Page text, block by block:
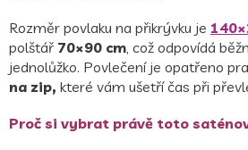
Rozměr povlaku na přikrývku je
polštář 70×90 cm, což odpovídá
jednolůžko. Povlečení je opatřeno
na zip, které vám ušetří čas při
Proč si vybrat právě toto